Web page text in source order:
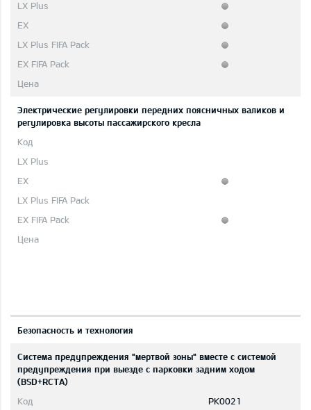
Электрические регулировки передних поясничных валиков и
регулировка высоты пассажирского кресла
Безопасность и технология
Система предупреждения "мертвой зоны" вместе с системой
предупреждения при выезде с парковки задним ходом
(BSD+RCTA)
PK0021